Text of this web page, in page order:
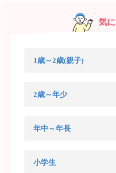
気
1歳～2歳(親子)
2歳～年少
年中～年長
小学生